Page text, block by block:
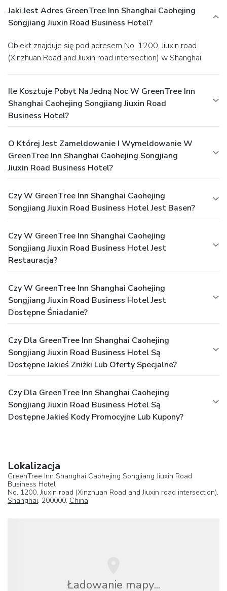
Jaki Jest Adres GreenTree Inn Shanghai Caohejing
Songjiang Jiuxin Road Business Hotel?
Obiekt znajduje się pod adresem No. 1200, Jiuxin road
(Xinzhuan Road and Jiuxin road intersection) w Shanghai.
Ile Kosztuje Pobyt Na Jedną Noc W GreenTree Inn
Shanghai Caohejing Songjiang Jiuxin Road
Business Hotel?
O Której Jest Zameldowanie I Wymeldowanie W
GreenTree Inn Shanghai Caohejing Songjiang
Jiuxin Road Business Hotel?
Czy W GreenTree Inn Shanghai Caohejing
Songjiang Jiuxin Road Business Hotel Jest Basen?
Czy W GreenTree Inn Shanghai Caohejing
Songjiang Jiuxin Road Business Hotel Jest
Restauracja?
Czy W GreenTree Inn Shanghai Caohejing
Songjiang Jiuxin Road Business Hotel Jest
Dostępne Śniadanie?
Czy Dla GreenTree Inn Shanghai Caohejing
Songjiang Jiuxin Road Business Hotel Są
Dostępne Jakieś Zniżki Lub Oferty Specjalne?
Czy Dla GreenTree Inn Shanghai Caohejing
Songjiang Jiuxin Road Business Hotel Są
Dostępne Jakieś Kody Promocyjne Lub Kupony?
Lokalizacja
GreenTree Inn Shanghai Caohejing Songjiang Jiuxin Road
Business Hotel
No. 1200, Jiuxin road (Xinzhuan Road and Jiuxin road intersection),
Shanghai, 200000, China
Ładowanie mapy...